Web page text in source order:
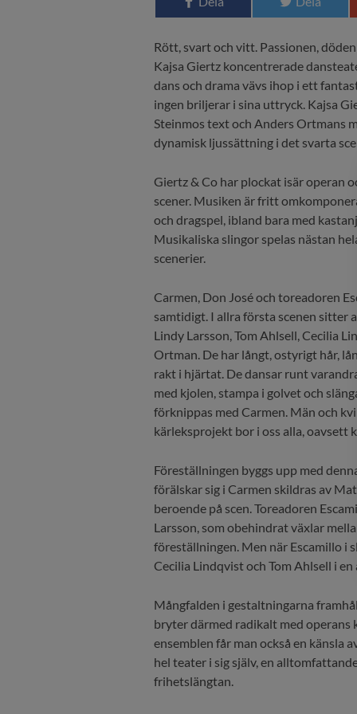
Rött, svart och vitt. Passionen,
Kajsa Giertz koncentrerade
dans och drama vävs ihop i ett
ingen briljerar i sina uttryck. Kajsa
Steinmos text och Anders Ortmans
dynamisk ljussättning i det svarta
Giertz & Co har plockat isär operan
scener. Musiken är fritt
och dragspel, ibland bara med
Musikaliska slingor spelas nästan
scenerier.
Carmen, Don José och toreadoren
samtidigt. I allra första scenen sitter
Lindy Larsson, Tom Ahlsell, Cecilia
Ortman. De har långt, ostyrigt hår,
rakt i hjärtat. De dansar runt
med kjolen, stampa i golvet och
förknippas med Carmen. Män och
kärleksprojekt bor i oss alla, oavsett
Föreställningen byggs upp med
förälskar sig i Carmen skildras av
beroende på scen. Toreadoren
Larsson, som obehindrat växlar
föreställningen. Men när Escamillo i
Cecilia Lindqvist och Tom Ahlsell i
Mångfalden i gestaltningarna
bryter därmed radikalt med operans
ensemblen får man också en känsla
hel teater i sig själv, en
frihetslängtan.